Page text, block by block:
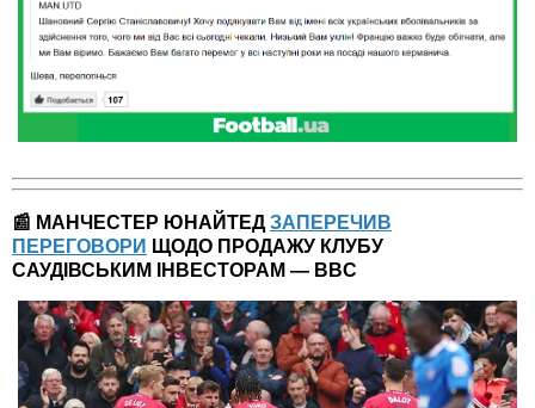
📰 МАНЧЕСТЕР ЮНАЙТЕДЗАПЕРЕЧИВ
ПЕРЕГОВОРИ ЩОДО ПРОДАЖУ КЛУБУ
САУДІВСЬКИМ ІНВЕСТОРАМ — BBC